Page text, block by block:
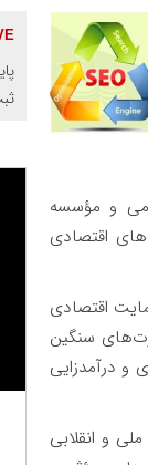
و مؤسسه
روزه، از راه‌اندازی بنگاه‌های اقتصادی
اقتصادی
دچار خسارت‌های سنگین
و درآمدزایی
و انقلابی